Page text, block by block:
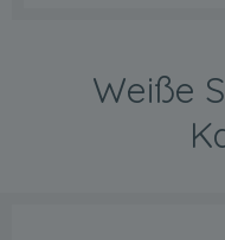
Weiße